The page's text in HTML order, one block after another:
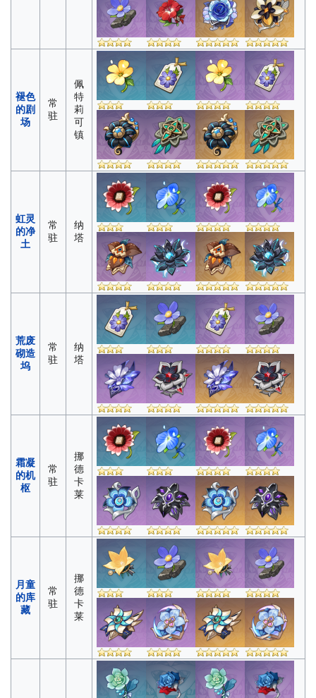
褪色
的剧
场
常
驻
佩
特
莉
可
镇
虹灵
的净
土
常
驻
纳
塔
荒废
砌造
坞
常
驻
纳
塔
霜凝
的机
枢
常
驻
挪
德
卡
莱
月童
的库
藏
常
驻
挪
德
卡
莱